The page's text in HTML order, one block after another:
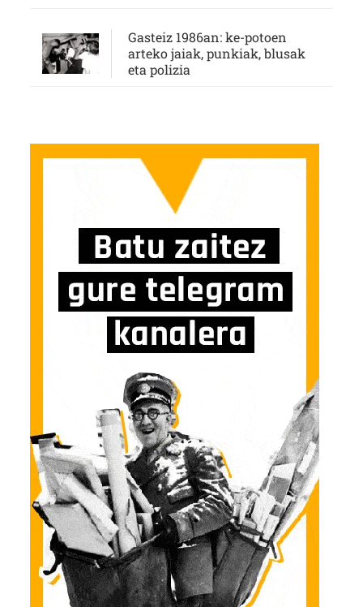
Gasteiz 1986an: ke-potoen
arteko jaiak, punkiak, blusak
eta polizia